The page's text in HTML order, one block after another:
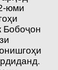
юми
Бобоҷон